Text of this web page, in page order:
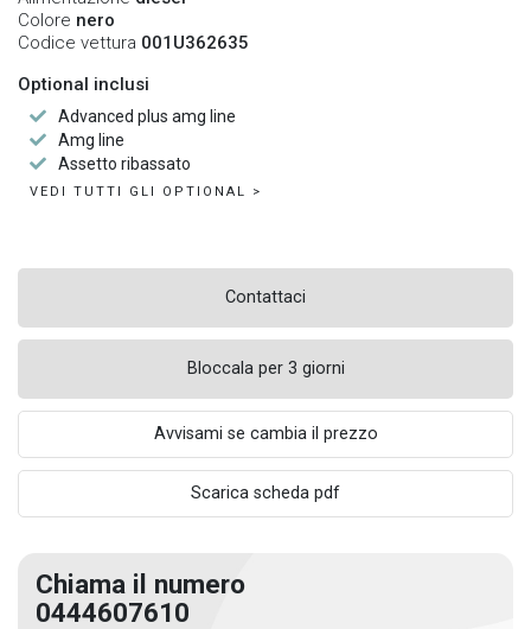
Colore nero
Codice vettura 001U362635
Optional inclusi
Advanced plus amg line
Amg line
Assetto ribassato
VEDI TUTTI GLI OPTIONAL >
Contattaci
Bloccala per 3 giorni
Avvisami se cambia il prezzo
Scarica scheda pdf
Chiama il numero
0444607610